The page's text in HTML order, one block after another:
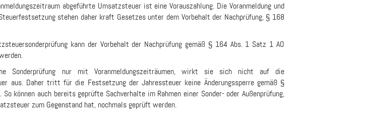
abgeführte Umsatzsteuer ist eine Vorauszahlung. Die Voranmeldung und
stehen daher kraft Gesetzes unter dem Vorbehalt der Nachprüfung, § 168
kann der Vorbehalt der Nachprüfung gemäß § 164 Abs. 1 Satz 1 AO
Sonderprüfung nur mit Voranmeldungszeiträumen, wirkt sie sich nicht auf die
aus. Daher tritt für die Festsetzung der Jahressteuer keine Änderungssperre gemäß §
So können auch bereits geprüfte Sachverhalte im Rahmen einer Sonder- oder Außenprüfung,
zum Gegenstand hat, nochmals geprüft werden.